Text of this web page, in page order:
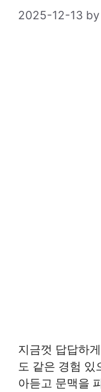
2025-12-13 by
지금껏 답답하
도 같은 경험 있
아듣고 문맥을